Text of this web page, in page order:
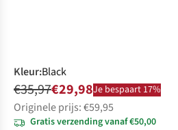
Kleur:Black
€35,97€29,98Je bespaart 17%
Originele prijs: €59,95
Gratis verzending vanaf €50,00